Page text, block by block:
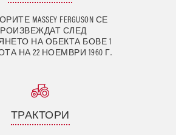
MASSEY FERGUSON СЕ
СЛЕД
НА ОБЕКТА БОВЕ 1
НА 22 НОЕМВРИ 1960 Г.
ТРАКТОРИ